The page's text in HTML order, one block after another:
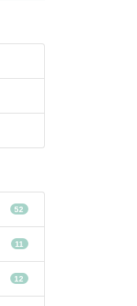
52
11
12